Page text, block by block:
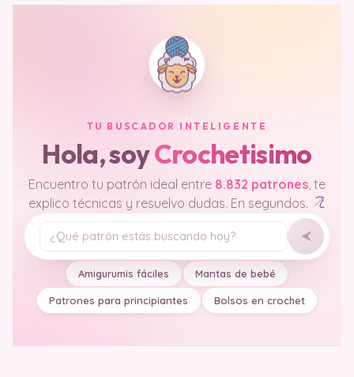
TU BUSCADOR INTELIGENTE
Hola, soyCrochetisimo
Encuentro tu patrón ideal entre 8.832 patrones , te
explico técnicas y resuelvo dudas. En segundos.
Tu pregunta
Amigurumis fáciles Mantas de bebé
Patrones para principiantes Bolsos en crochet